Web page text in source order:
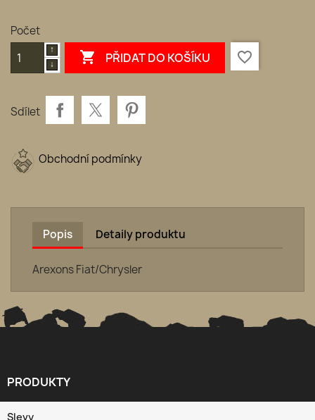
Počet
 PŘIDAT DO KOŠÍKU favorite_border
Sdílet
Obchodní podmínky
Popis Detaily produktu
Arexons Fiat/Chrysler
PRODUKTY
Slevy